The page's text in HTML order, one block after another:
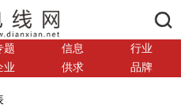
题 信息
行业
业 供求 品牌